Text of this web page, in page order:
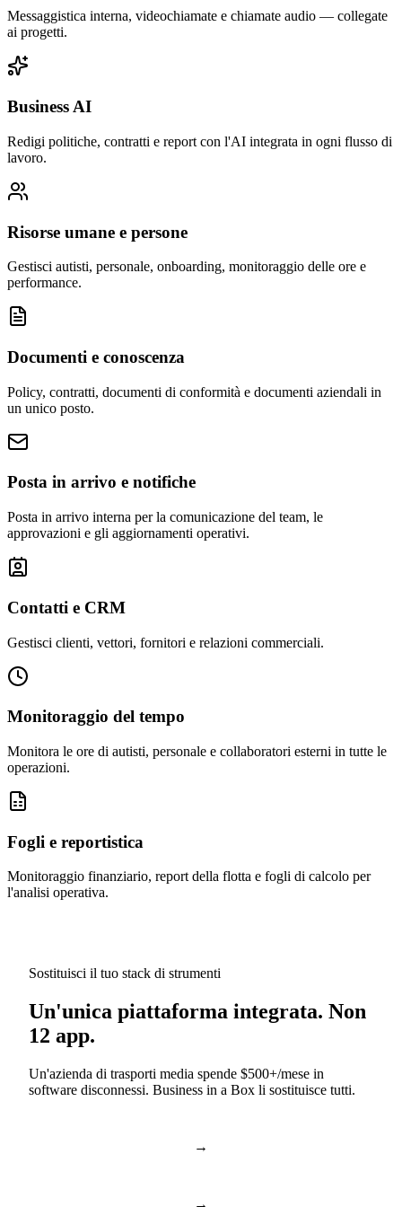
Messaggistica interna, videochiamate e chiamate audio — collegate
ai progetti.
Business AI
Redigi politiche, contratti e report con l'AI integrata in ogni flusso di
lavoro.
Risorse umane e persone
Gestisci autisti, personale, onboarding, monitoraggio delle ore e
performance.
Documenti e conoscenza
Policy, contratti, documenti di conformità e documenti aziendali in
un unico posto.
Posta in arrivo e notifiche
Posta in arrivo interna per la comunicazione del team, le
approvazioni e gli aggiornamenti operativi.
Contatti e CRM
Gestisci clienti, vettori, fornitori e relazioni commerciali.
Monitoraggio del tempo
Monitora le ore di autisti, personale e collaboratori esterni in tutte le
operazioni.
Fogli e reportistica
Monitoraggio finanziario, report della flotta e fogli di calcolo per
l'analisi operativa.
Sostituisci il tuo stack di strumenti
Un'unica piattaforma integrata. Non
12 app.
Un'azienda di trasporti media spende $500+/mese in
software disconnessi. Business in a Box li sostituisce tutti.
→